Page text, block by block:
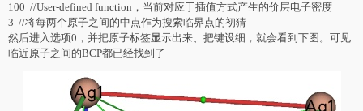
100 //User-defined function，当前对应于插值方式产生的价层电子密度
3 //将每两个原子之间的中点作为搜索临界点的初猜
然后进入选项0，并把原子标签显示出来、把键设细，就会看到下图。可见
临近原子之间的BCP都已经找到了